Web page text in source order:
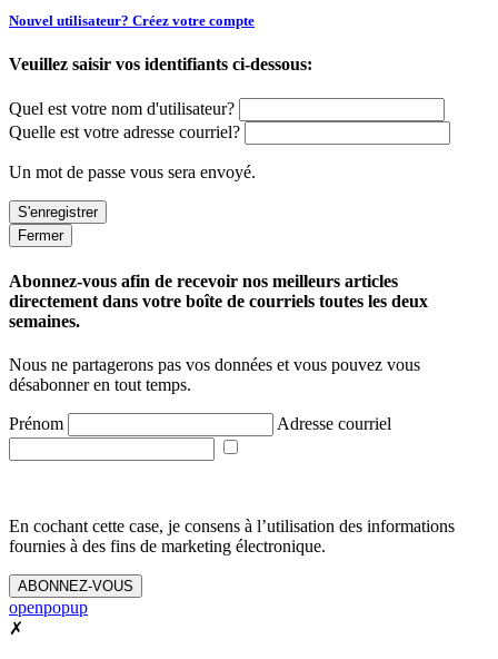
Nouvel utilisateur? Créez votre compte
Veuillez saisir vos identifiants ci-dessous:
Quel est votre nom d'utilisateur?
Quelle est votre adresse courriel?
Un mot de passe vous sera envoyé.
Fermer
Abonnez-vous afin de recevoir nos meilleurs articles
directement dans votre boîte de courriels toutes les deux
semaines.
Nous ne partagerons pas vos données et vous pouvez vous
désabonner en tout temps.
Prénom Adresse courriel
En cochant cette case, je consens à l’utilisation des informations
fournies à des fins de marketing électronique.
ABONNEZ-VOUS
openpopup
✗